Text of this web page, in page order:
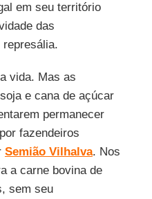
em seu território
das
vida. Mas as
e cana de açúcar
permanecer
fazendeiros
Semião Vilhalva. Nos
a carne bovina de
sem seu